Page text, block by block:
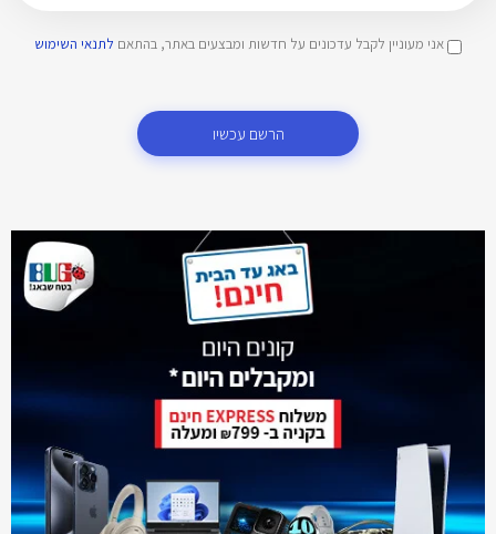
אני מעוניין לקבל עדכונים על חדשות ומבצעים באתר, בהתאם לתנאי השימוש
הרשם עכשיו